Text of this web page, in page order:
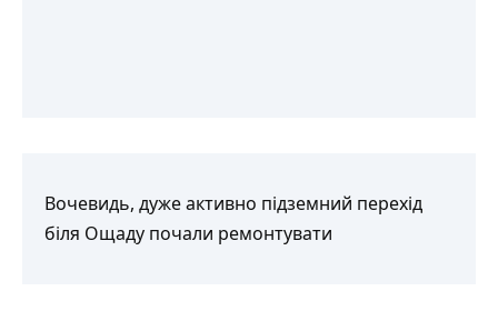
Вочевидь, дуже активно підземний перехід
біля Ощаду почали ремонтувати